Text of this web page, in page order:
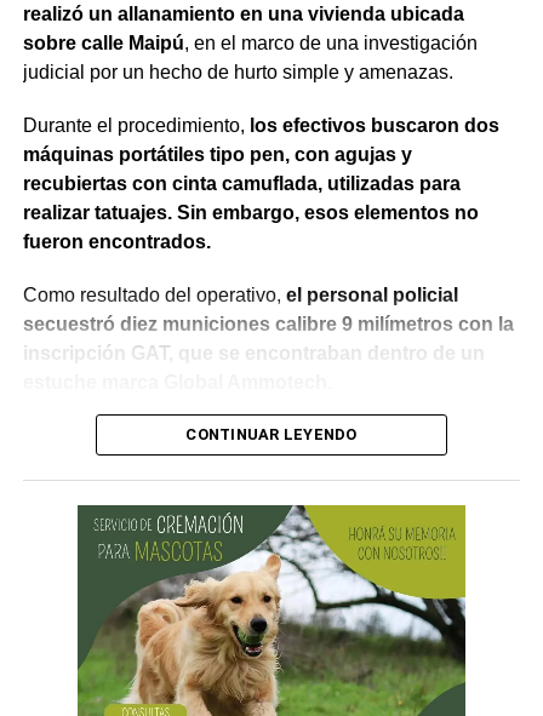
experiencia.
Asimismo, la Oficina de Estudiantes permanecerá
acompañar a quienes deseen realizar la preinscripción a
alguna de las carreras de la Universidad.
Entre las propuestas académicas que estarán
representadas se encuentran Arquitectura, Diseño
en Diseño Visual, Ingeniería en Alimentos, Ingeniería en
Biotecnología, Medicina Veterinaria, Odontología,
Exterior, Licenciatura en Criminología y Ciencias
Forenses, Licenciatura en Geología, Licenciatura en
Paleontología, Profesorado de Nivel Medio y Superior en
Biología, Tecnicatura Universitaria en Hidrocarburos,
Tecnicatura Superior en Mantenimiento Industrial y
Tecnicatura Universitaria en Enología, Bebidas
Fermentadas y Destiladas.
Por consultas, comunicarse
vidaestudiantil.avyvm@unrn.edu.ar,
realizó un allanamiento en una vivienda ubicada
sobre calle Maipú, en el marco de una investigación
judicial por un hecho de hurto simple y amenazas.
Durante el procedimiento, los efectivos buscaron dos
máquinas portátiles tipo pen, con agujas y
recubiertas con cinta camuflada, utilizadas para
realizar tatuajes. Sin embargo, esos elementos no
fueron encontrados.
Como resultado del operativo, el personal policial
secuestró diez municiones calibre 9 milímetros con la
inscripción GAT, que se encontraban dentro de un
Tras el hallazgo, se dio intervención a la Fiscalía N° 6,
CONTINUAR LEYENDO